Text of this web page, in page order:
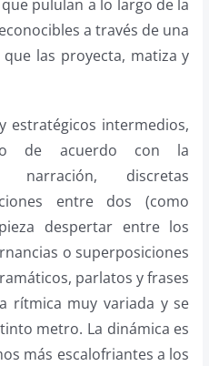
pululan a lo largo de la
a través de una
las proyecta, matiza y
intermedios,
de acuerdo con la
discretas
entre dos (como
despertar entre los
o superposiciones
parlatos y frases
rítmica muy variada y se
metro. La dinámica es
más escalofriantes a los